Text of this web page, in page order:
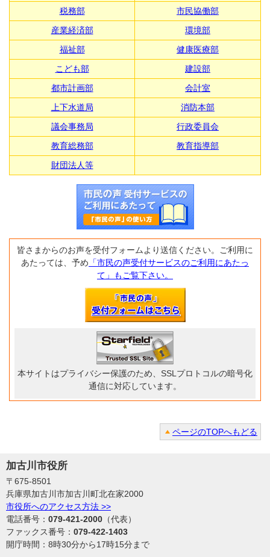
税務部
市民協働部
産業経済部
環境部
福祉部
健康医療部
こども部
建設部
都市計画部
会計室
上下水道局
消防本部
議会事務局
行政委員会
教育総務部
教育指導部
財団法人等
皆さまからのお声を受付フォームより送信ください。ご利用に
あたっては、予め 「市民の声受付サービスのご利用にあたっ
て」もご覧下さい。
本サイトはプライバシー保護のため、SSLプロトコルの暗号化
通信に対応しています。
ページのTOPへもどる
加古川市役所
〒675-8501
兵庫県加古川市加古川町北在家2000
市役所へのアクセス方法 >>
電話番号： 079-421-2000 （代表）
ファックス番号： 079-422-1403
開庁時間：8時30分から17時15分まで